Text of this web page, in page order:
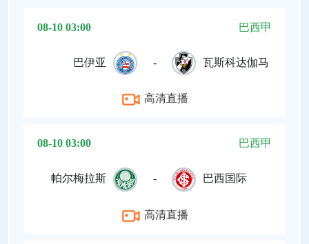
08-10 03:00 巴西甲
巴伊亚 - 瓦斯科达伽马
高清直播
08-10 03:00 巴西甲
帕尔梅拉斯 - 巴西国际
高清直播